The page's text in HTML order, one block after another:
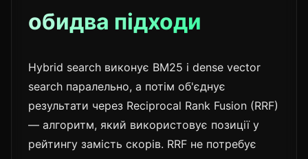
обидва підходи
Hybrid search виконує BM25 і dense vector
search паралельно, а потім об'єднує
результати через Reciprocal Rank Fusion (RRF)
— алгоритм, який використовує позиції у
рейтингу замість скорів. RRF не потребує